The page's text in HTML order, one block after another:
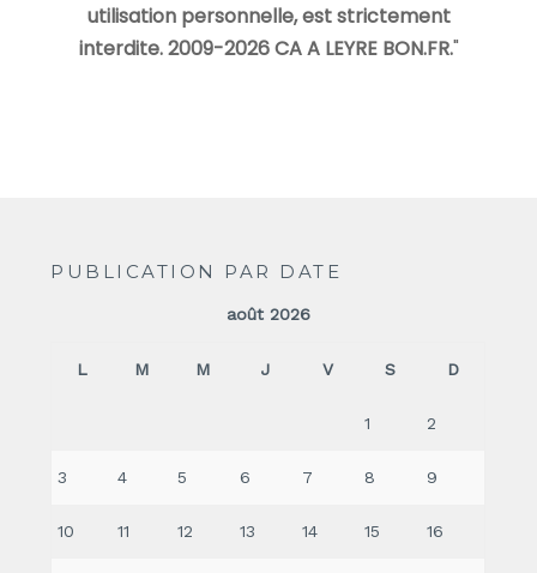
utilisation personnelle, est strictement
interdite. 2009-2026 CA A LEYRE BON.FR."
PUBLICATION PAR DATE
août 2026
L M M J V S D
1 2
3 4 5 6 7 8 9
10 11 12 13 14 15 16